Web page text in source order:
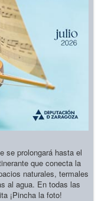
prolongará hasta el
que conecta la
naturales, termales
al agua. En todas las
¡Pincha la foto!